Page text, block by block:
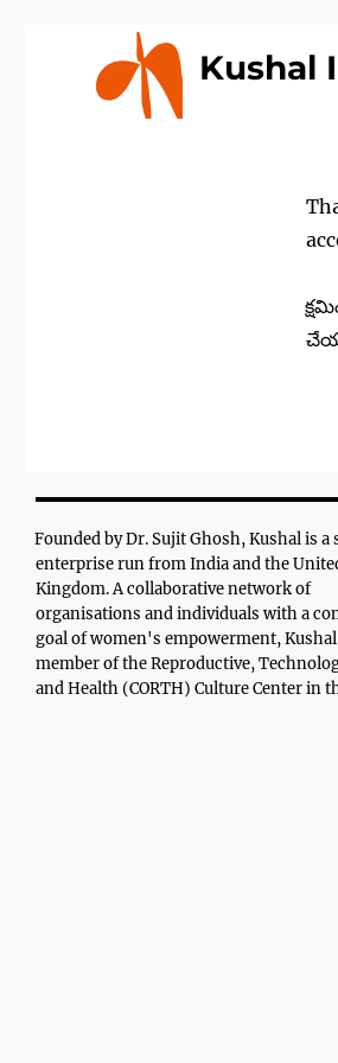
Kushal
Founded by Dr. Sujit Ghosh, Kushal is a
enterprise run from India and the
Kingdom. A collaborative network of
organisations and individuals with a
goal of women's empowerment, Kushal
member of the Reproductive,
and Health (CORTH) Culture Center in